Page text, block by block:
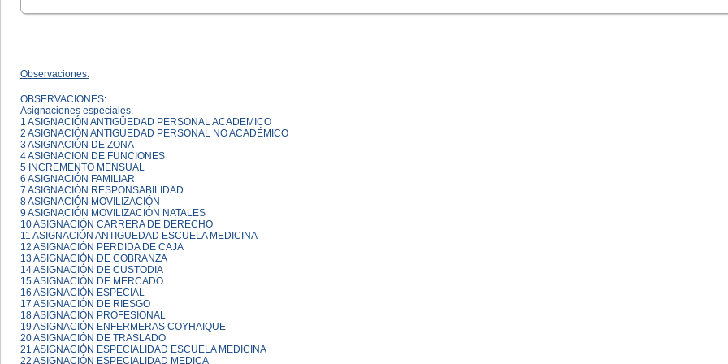
Observaciones:
OBSERVACIONES:
Asignaciones especiales:
1 ASIGNACIÓN ANTIGÜEDAD PERSONAL ACADEMICO
2 ASIGNACIÓN ANTIGÜEDAD PERSONAL NO ACADÉMICO
3 ASIGNACIÓN DE ZONA
4 ASIGNACION DE FUNCIONES
5 INCREMENTO MENSUAL
6 ASIGNACIÓN FAMILIAR
7 ASIGNACIÓN RESPONSABILIDAD
8 ASIGNACIÓN MOVILIZACIÓN
9 ASIGNACIÓN MOVILIZACIÓN NATALES
10 ASIGNACIÓN CARRERA DE DERECHO
11 ASIGNACIÓN ANTIGUEDAD ESCUELA MEDICINA
12 ASIGNACIÓN PERDIDA DE CAJA
13 ASIGNACIÓN DE COBRANZA
14 ASIGNACIÓN DE CUSTODIA
15 ASIGNACIÓN DE MERCADO
16 ASIGNACIÓN ESPECIAL
17 ASIGNACIÓN DE RIESGO
18 ASIGNACIÓN PROFESIONAL
19 ASIGNACIÓN ENFERMERAS COYHAIQUE
20 ASIGNACIÓN DE TRASLADO
21 ASIGNACIÓN ESPECIALIDAD ESCUELA MEDICINA
22 ASIGNACIÓN ESPECIALIDAD MEDICA